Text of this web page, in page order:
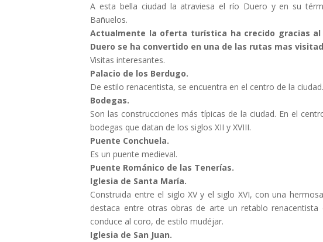
A esta bella ciudad la atraviesa el río Duero y en su
Bañuelos.
Actualmente la oferta turística ha crecido gracias al
Duero se ha convertido en una de las rutas mas
Visitas interesantes.
Palacio de los Berdugo.
De estilo renacentista, se encuentra en el centro de la ciudad.
Bodegas.
Son las construcciones más típicas de la ciudad. En el
bodegas que datan de los siglos XII y XVIII.
Puente Conchuela.
Es un puente medieval.
Puente Románico de las Tenerías.
Iglesia de Santa María.
Construida entre el siglo XV y el siglo XVI, con una
destaca entre otras obras de arte un retablo
conduce al coro, de estilo mudéjar.
Iglesia de San Juan.